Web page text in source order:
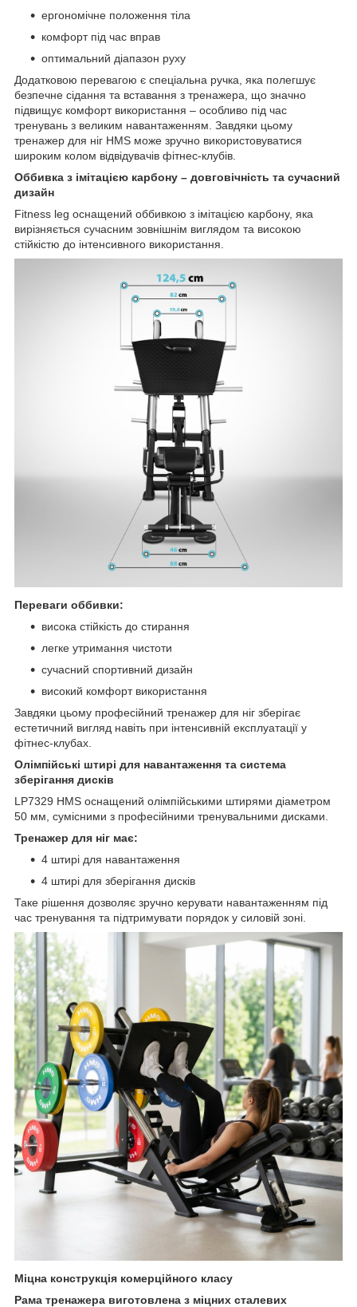
ергономічне положення тіла
комфорт під час вправ
оптимальний діапазон руху
Додатковою перевагою є спеціальна ручка, яка полегшує
безпечне сідання та вставання з тренажера, що значно
підвищує комфорт використання – особливо під час
тренувань з великим навантаженням. Завдяки цьому
тренажер для ніг HMS може зручно використовуватися
широким колом відвідувачів фітнес-клубів.
Оббивка з імітацією карбону – довговічність та сучасний
дизайн
Fitness leg оснащений оббивкою з імітацією карбону, яка
вирізняється сучасним зовнішнім виглядом та високою
стійкістю до інтенсивного використання.
Переваги оббивки:
висока стійкість до стирання
легке утримання чистоти
сучасний спортивний дизайн
високий комфорт використання
Завдяки цьому професійний тренажер для ніг зберігає
естетичний вигляд навіть при інтенсивній експлуатації у
фітнес-клубах.
Олімпійські штирі для навантаження та система
зберігання дисків
LP7329 HMS оснащений олімпійськими штирями діаметром
50 мм, сумісними з професійними тренувальними дисками.
Тренажер для ніг має:
4 штирі для навантаження
4 штирі для зберігання дисків
Таке рішення дозволяє зручно керувати навантаженням під
час тренування та підтримувати порядок у силовій зоні.
Міцна конструкція комерційного класу
Рама тренажера виготовлена з міцних сталевих